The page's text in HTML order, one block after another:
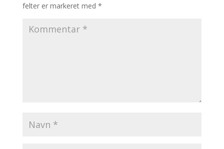
felter er markeret med *